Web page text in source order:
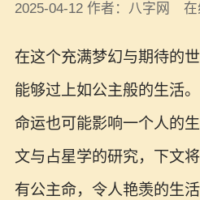
2025-04-12 作者：八字网 在
在这个充满梦幻与期待的
能够过上如公主般的生活
命运也可能影响一个人的
文与占星学的研究，下文
有公主命，令人艳羡的生